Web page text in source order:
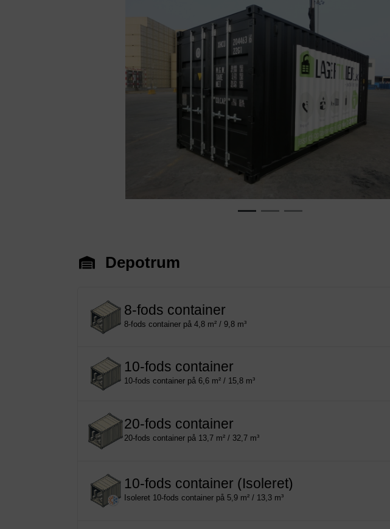
Depotrum
8-fods container
8-fods container på 4,8 m² / 9,8 m³
10-fods container
10-fods container på 6,6 m² / 15,8 m³
20-fods container
20-fods container på 13,7 m² / 32,7 m³
10-fods container (Isoleret)
Isoleret 10-fods container på 5,9 m² / 13,3 m³